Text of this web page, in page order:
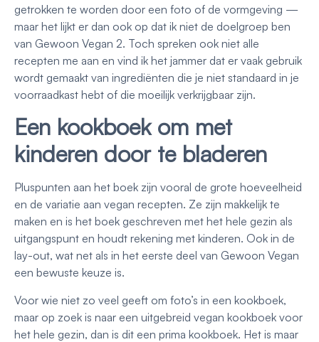
getrokken te worden door een foto of de vormgeving —
maar het lijkt er dan ook op dat ik niet de doelgroep ben
van Gewoon Vegan 2. Toch spreken ook niet alle
recepten me aan en vind ik het jammer dat er vaak gebruik
wordt gemaakt van ingrediënten die je niet standaard in je
voorraadkast hebt of die moeilijk verkrijgbaar zijn.
Een kookboek om met
kinderen door te bladeren
Pluspunten aan het boek zijn vooral de grote hoeveelheid
en de variatie aan vegan recepten. Ze zijn makkelijk te
maken en is het boek geschreven met het hele gezin als
uitgangspunt en houdt rekening met kinderen. Ook in de
lay-out, wat net als in het eerste deel van Gewoon Vegan
een bewuste keuze is.
Voor wie niet zo veel geeft om foto’s in een kookboek,
maar op zoek is naar een uitgebreid vegan kookboek voor
het hele gezin, dan is dit een prima kookboek. Het is maar